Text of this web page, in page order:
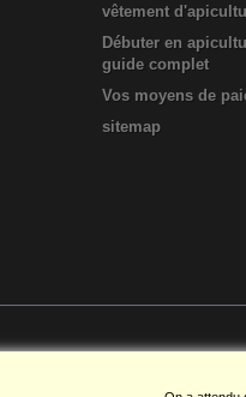
vêtement
Débuter en
guide complet
Vos moyens de
sitemap